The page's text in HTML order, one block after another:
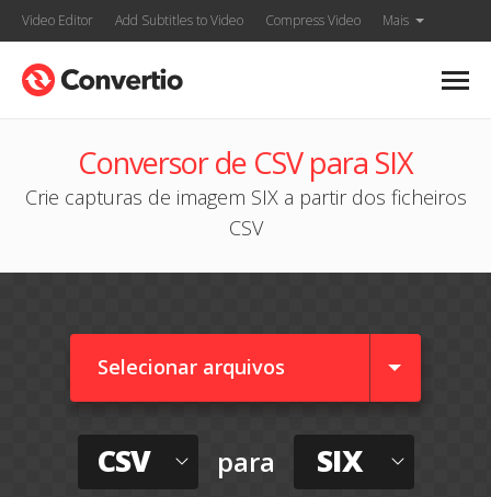
Video Editor Add Subtitles to Video Compress Video Mais
Conversor de CSV para SIX
Crie capturas de imagem SIX a partir dos ficheiros
CSV
Selecionar arquivos
CSV para SIX